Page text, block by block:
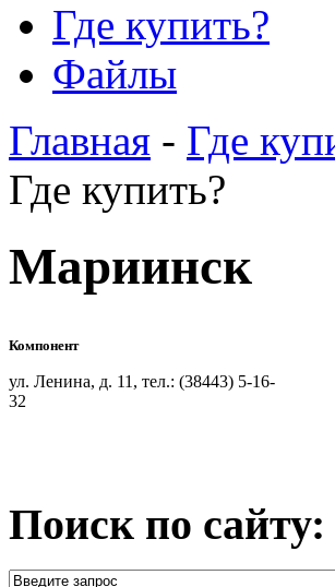
Где купить?
Файлы
Главная - Где
Где купить?
Мариинск
Компонент
ул. Ленина, д. 11, тел.: (38443) 5-16-
32
Поиск по сайту: